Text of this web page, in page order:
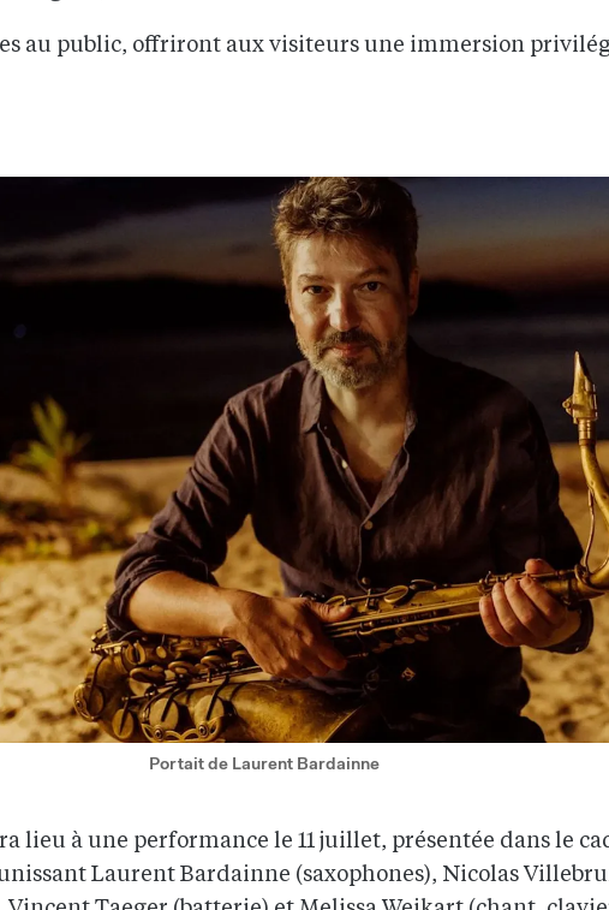
au public, offriront aux visiteurs une immersion
Portait de Laurent Bardainne
lieu à une performance le 11 juillet, présentée dans le
Laurent Bardainne (saxophones), Nicolas